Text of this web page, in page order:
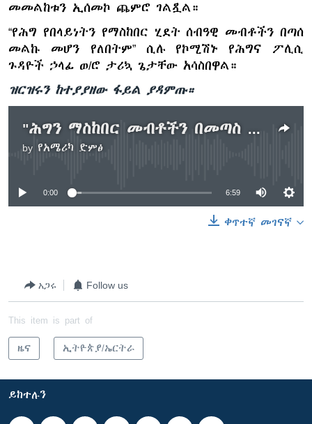
መመልከቱን ኢሰመኮ ጨምሮ ገልጿል።
“የሕግ የበላይነትን የማስከበር ሂደት ሰብዓዊ መብቶችን በጣሰ
መልኩ መሆን የለበትም” ሲሉ የኮሚሽኑ የሕግና ፖሊሲ
ጉዳዮች ኃላፊ ወ/ሮ ታሪኳ ጌታቸው አሳስበዋል።
ዝርዝሩን ከተያያዘው ፋይል ያዳምጡ።
"ሕግን ማስከበር መብቶችን በመጣስ መሆን የለበትም” - ኢሰመኮ
by የአሜሪካ ድምፅ
No media source currently available
0:00 6:59
ቀጥተኛ መገናኛ
አጋሩ Follow us
This item is part of
ዜና ኢትዮጵያ/ኤርትራ
ይከተሉን